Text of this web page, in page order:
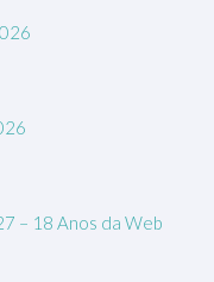
– 18 Anos da Web